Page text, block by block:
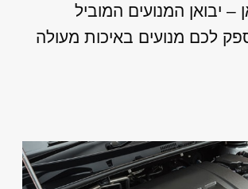
– יבואן המנועים המוביל
לכם מנועים באיכות מעולה